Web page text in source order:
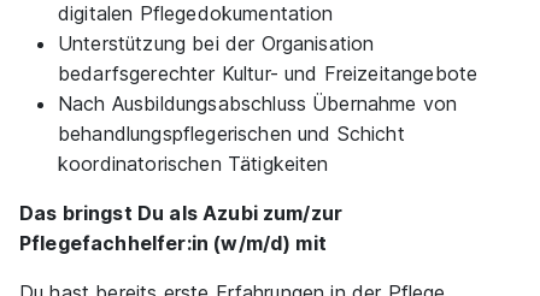
Ausbildung Pflegefachfrau/Pflegefachmann (3
Jahre) apm
01.09.2026
59555 Lippstadt
digitalen Pflegedokumentation
Unterstützung bei der Organisation
bedarfsgerechter Kultur- und Freizeitangebote
Nach Ausbildungsabschluss Übernahme von
behandlungspflegerischen und Schicht
koordinatorischen Tätigkeiten
Das bringst Du als Azubi zum/zur
Pflegefachhelfer:in (w/m/d) mit